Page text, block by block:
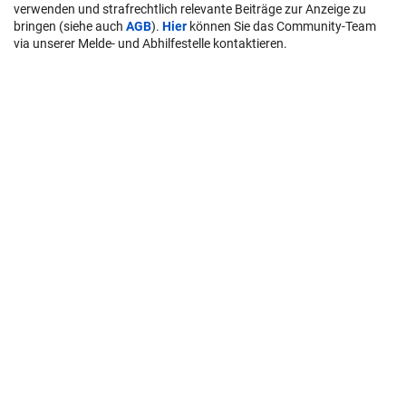
verwenden und strafrechtlich relevante Beiträge zur Anzeige zu
bringen (siehe auch AGB). Hier können Sie das Community-Team
via unserer Melde- und Abhilfestelle kontaktieren.